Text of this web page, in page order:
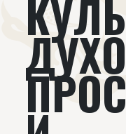
Проекты
Книги